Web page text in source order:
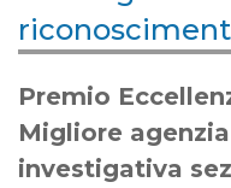
Premio
Migliore agenzia
investigativa